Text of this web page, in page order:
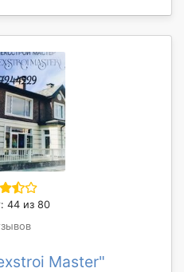
44 из 80
Master"